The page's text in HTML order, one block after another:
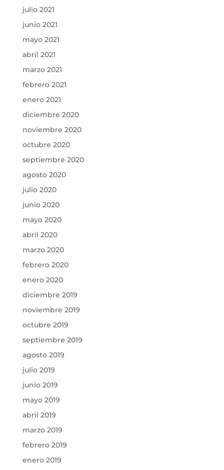
julio 2021
junio 2021
mayo 2021
abril 2021
marzo 2021
febrero 2021
enero 2021
diciembre 2020
noviembre 2020
octubre 2020
septiembre 2020
agosto 2020
julio 2020
junio 2020
mayo 2020
abril 2020
marzo 2020
febrero 2020
enero 2020
diciembre 2019
noviembre 2019
octubre 2019
septiembre 2019
agosto 2019
julio 2019
junio 2019
mayo 2019
abril 2019
marzo 2019
febrero 2019
enero 2019